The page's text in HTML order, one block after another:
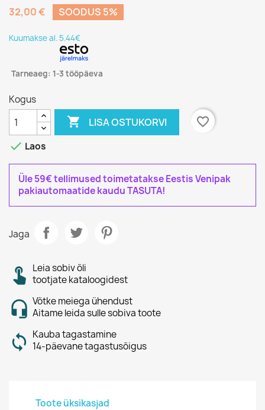
32,00 €
SOODUS 5%
Kuumakse al. 5.44€
Tarneaeg: 1-3 tööpäeva
Kogus
 LISA OSTUKORVI
favorite_border
 Laos
Üle 59€ tellimused toimetatakse Eestis Venipak
pakiautomaatide kaudu TASUTA!
Jaga
Leia sobiv õli
tootjate kataloogidest
Võtke meiega ühendust
Aitame leida sulle sobiva toote
Kauba tagastamine
14-päevane tagastusõigus
Toote üksikasjad